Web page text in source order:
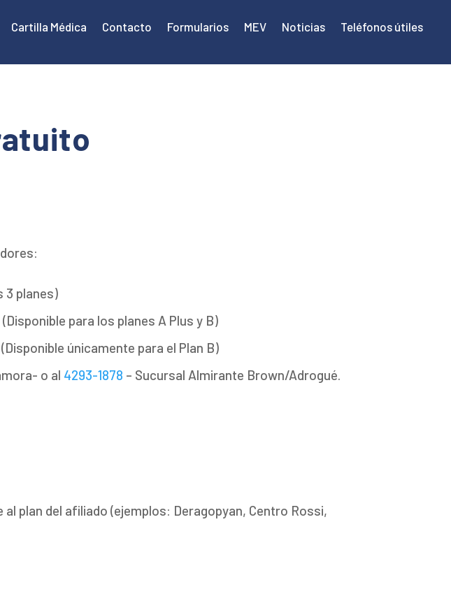
Cartilla Médica Contacto Formularios MEV Noticias Teléfonos útiles
3 planes)
para los planes A Plus y B)
únicamente para el Plan B)
o al 4293-1878 – Sucursal Almirante Brown/Adrogué.
plan del afiliado (ejemplos: Deragopyan, Centro Rossi,